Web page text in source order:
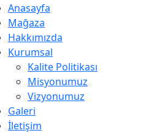
Anasayfa
Mağaza
Hakkımızda
Kurumsal
Kalite Politikası
Misyonumuz
Vizyonumuz
Galeri
İletişim